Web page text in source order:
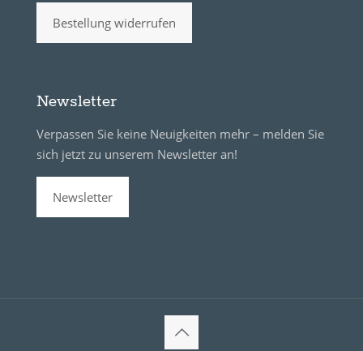
Bestellung widerrufen
Newsletter
Verpassen Sie keine Neuigkeiten mehr – melden Sie
sich jetzt zu unserem Newsletter an!
Newsletter